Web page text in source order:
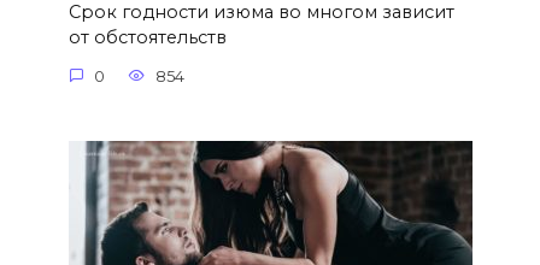
Срок годности изюма во многом зависит
от обстоятельств
0 854